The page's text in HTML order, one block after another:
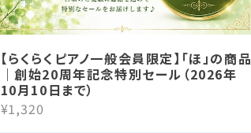
【らくらくピアノ一般会員限定】「ほ」の商品
｜創始20周年記念特別セール（2026年
10月10日まで）
¥1,320